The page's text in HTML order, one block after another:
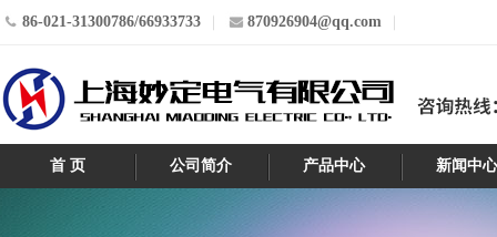
86-021-31300786/66933733 870926904@qq.com
首 页 公司简介 产品中心 新闻中